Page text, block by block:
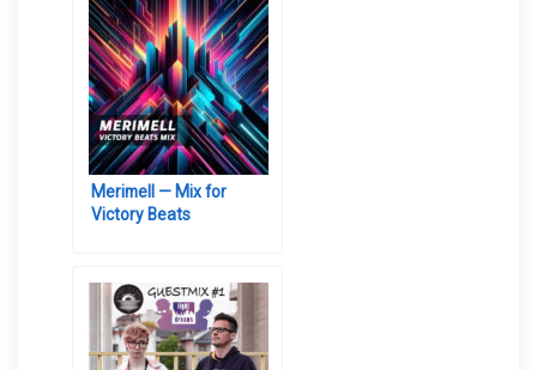
Merimell — Mix for
Victory Beats